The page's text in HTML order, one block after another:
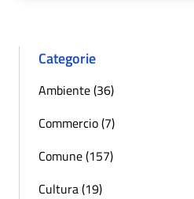
Categorie
Ambiente (36)
Commercio (7)
Comune (157)
Cultura (19)